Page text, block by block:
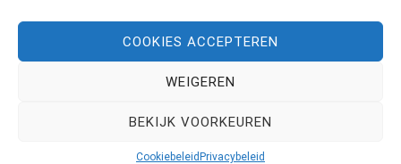
COOKIES ACCEPTEREN
WEIGEREN
BEKIJK VOORKEUREN
Cookiebeleid Privacybeleid